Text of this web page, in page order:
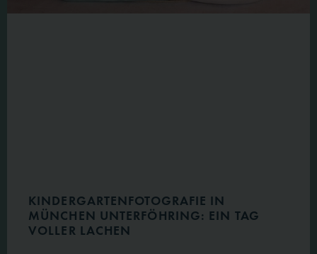
KINDERGARTENFOTOGRAFIE IN
MÜNCHEN UNTERFÖHRING: EIN TAG
VOLLER LACHEN